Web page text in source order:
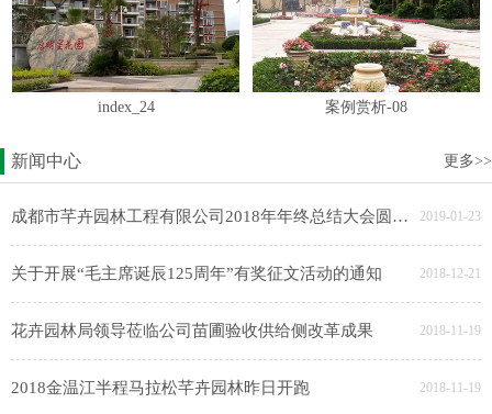
index_24 案例赏析-08
新闻中心 更多>>
成都市芊卉园林工程有限公司2018年年终总结大会圆满完成 2019-01-23
关于开展“毛主席诞辰125周年”有奖征文活动的通知 2018-12-21
花卉园林局领导莅临公司苗圃验收供给侧改革成果 2018-11-19
2018金温江半程马拉松芊卉园林昨日开跑 2018-11-19